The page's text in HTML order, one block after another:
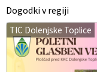
Dogodki v regiji
TIC Dolenjske Toplice